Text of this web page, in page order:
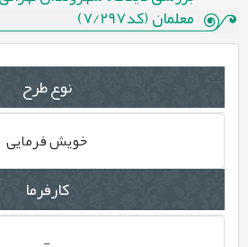
معلمان (کد7/297)
نوع طرح
خویش فرمایی
کارفرما